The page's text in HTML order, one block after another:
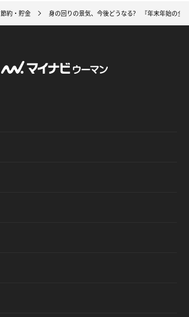
節約・貯金 身の回りの景気、今後どうなる? 『年末年始の全